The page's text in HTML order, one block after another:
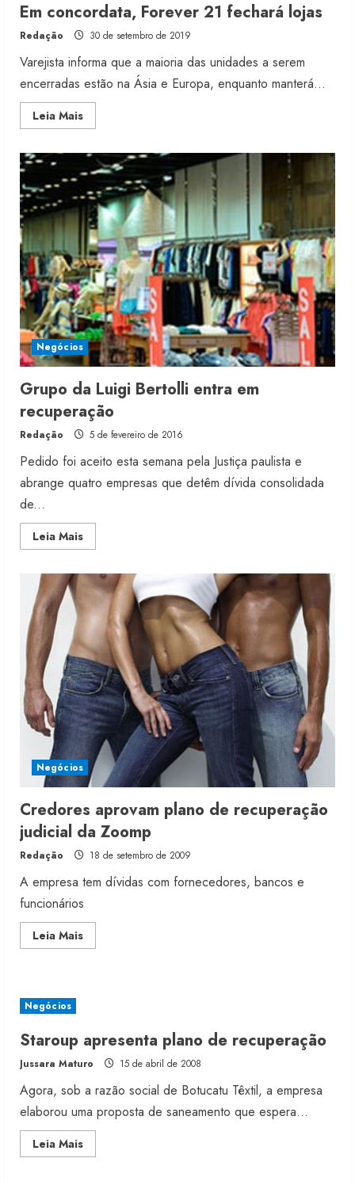
Em concordata, Forever 21 fechará lojas
Redação 30 de setembro de 2019
Varejista informa que a maioria das unidades a serem
encerradas estão na Ásia e Europa, enquanto manterá...
Leia MaisRead
more
concordata,
Forever
fechará
lojas
Negócios
Grupo da Luigi Bertolli entra em
recuperação
Redação 5 de fevereiro de 2016
Pedido foi aceito esta semana pela Justiça paulista e
abrange quatro empresas que detêm dívida consolidada
de...
Leia MaisRead
more
da
Luigi
Bertolli
entra
recuperação
Negócios
Credores aprovam plano de recuperação
judicial da Zoomp
Redação 18 de setembro de 2009
A empresa tem dívidas com fornecedores, bancos e
funcionários
Leia MaisRead
more
da
Zoomp
Negócios
Staroup apresenta plano de recuperação
Jussara Maturo 15 de abril de 2008
Agora, sob a razão social de Botucatu Têxtil, a empresa
elaborou uma proposta de saneamento que espera...
Leia MaisRead
more
Renata Caixeta assume Movimento
Sou de Algodão
5 de agosto de 2026